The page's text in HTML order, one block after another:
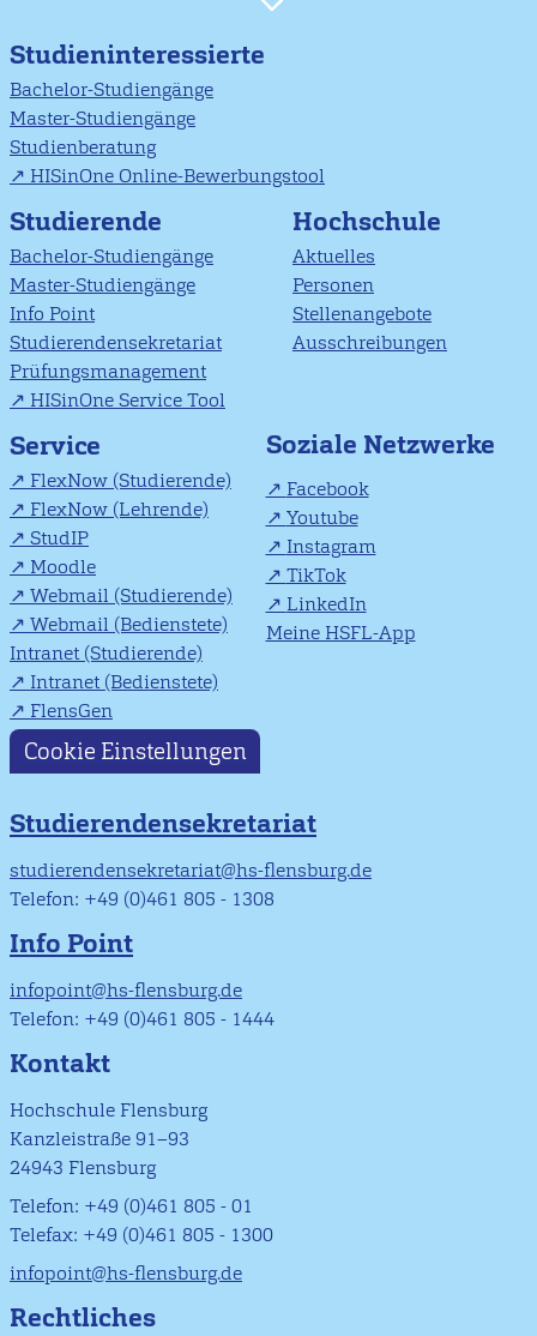
Studieninteressierte
Bachelor-Studiengänge
Master-Studiengänge
Studienberatung
HISinOne Online-Bewerbungstool
Studierende
Bachelor-Studiengänge
Master-Studiengänge
Info Point
Studierendensekretariat
Prüfungsmanagement
HISinOne Service Tool
Hochschule
Aktuelles
Personen
Stellenangebote
Ausschreibungen
Service
FlexNow (Studierende)
FlexNow (Lehrende)
StudIP
Moodle
Webmail (Studierende)
Webmail (Bedienstete)
Intranet (Studierende)
Intranet (Bedienstete)
FlensGen
Soziale Netzwerke
Facebook
Youtube
Instagram
TikTok
LinkedIn
Meine HSFL-App
Cookie Einstellungen
Studierendensekretariat
studierendensekretariat@hs-flensburg.de
Telefon: +49 (0)461 805 - 1308
Info Point
infopoint@hs-flensburg.de
Telefon: +49 (0)461 805 - 1444
Kontakt
Hochschule Flensburg
Kanzleistraße 91–93
24943 Flensburg
Telefon: +49 (0)461 805 - 01
Telefax: +49 (0)461 805 - 1300
infopoint@hs-flensburg.de
Rechtliches